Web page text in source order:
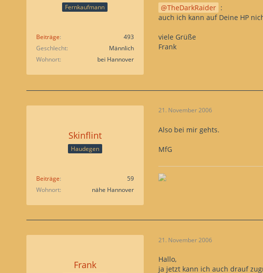
Fernkaufmann
Beiträge
493
Geschlecht
Männlich
Wohnort
bei Hannover
TheDarkRaider :
auch ich kann auf Deine HP
viele Grüße
Frank
Skinflint
Haudegen
Beiträge
59
Wohnort
nähe Hannover
21. November 2006
Also bei mir gehts.
MfG
Frank
21. November 2006
Hallo,
ja jetzt kann ich auch drauf